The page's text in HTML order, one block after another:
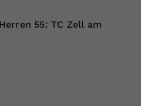
55: TC Zell am